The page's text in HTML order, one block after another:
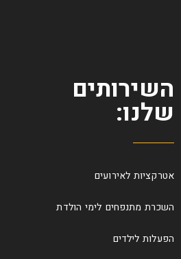
השירותים
שלנו:
אטרקציות לאירועים
השכרת מתנפחים לימי הולדת
הפעלות לילדים